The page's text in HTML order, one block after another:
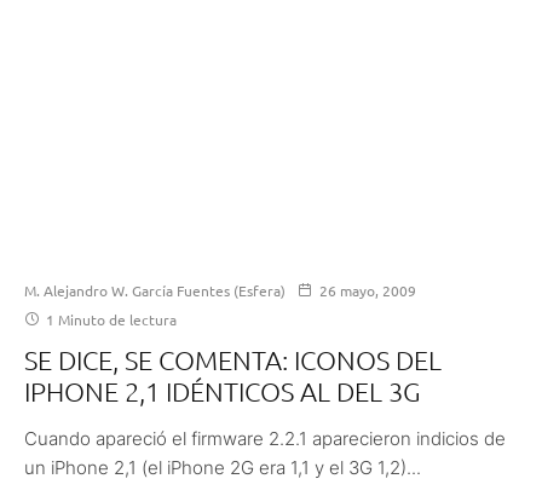
M. Alejandro W. García Fuentes (Esfera)
26 mayo, 2009
1 Minuto de lectura
SE DICE, SE COMENTA: ICONOS DEL
IPHONE 2,1 IDÉNTICOS AL DEL 3G
Cuando apareció el firmware 2.2.1 aparecieron indicios de
un iPhone 2,1 (el iPhone 2G era 1,1 y el 3G 1,2)...